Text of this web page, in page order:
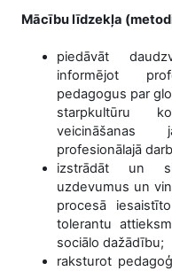
Mācību līdzekļa
piedāvāt
informējot
pedagogus par
starpkultūru
veicināšanas
profesionālajā
izstrādāt un
uzdevumus un
procesā
tolerantu
sociālo dažādību;
raksturot